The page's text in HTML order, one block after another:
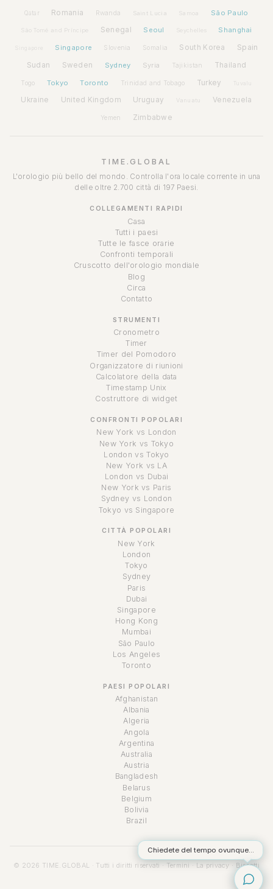
Qatar Romania Rwanda Saint Lucia Samoa São Paulo
São Tomé and Príncipe Senegal Seoul Seychelles Shanghai
Singapore Slovenia Somalia South Korea Spain
Sudan Sweden Sydney Syria Tajikistan Thailand
Togo Tokyo Toronto Trinidad and Tobago Turkey Tuvalu
Ukraine United Kingdom Uruguay Vanuatu Venezuela
Yemen Zimbabwe
TIME.GLOBAL
L'orologio più bello del mondo. Controlla l'ora locale corrente in una
delle oltre 2.700 città di 197 Paesi.
COLLEGAMENTI RAPIDI
Casa
Tutti i paesi
Tutte le fasce orarie
Confronti temporali
Cruscotto dell'orologio mondiale
Blog
Circa
Contatto
STRUMENTI
Cronometro
Timer
Timer del Pomodoro
Organizzatore di riunioni
Calcolatore della data
Timestamp Unix
Costruttore di widget
CONFRONTI POPOLARI
New York vs London
New York vs Tokyo
London vs Tokyo
New York vs LA
London vs Dubai
New York vs Paris
Sydney vs London
Tokyo vs Singapore
CITTÀ POPOLARI
New York
London
Tokyo
Sydney
Paris
Dubai
Singapore
Hong Kong
Mumbai
São Paulo
Los Angeles
Toronto
PAESI POPOLARI
Afghanistan
Albania
Algeria
Angola
Argentina
Australia
Austria
Bangladesh
Belarus
Belgium
Bolivia
Brazil
© 2026 TIME.GLOBAL · Tutti i diritti riservati · Termini · La privacy · Biscotti
Chiedete del tempo ovunque...